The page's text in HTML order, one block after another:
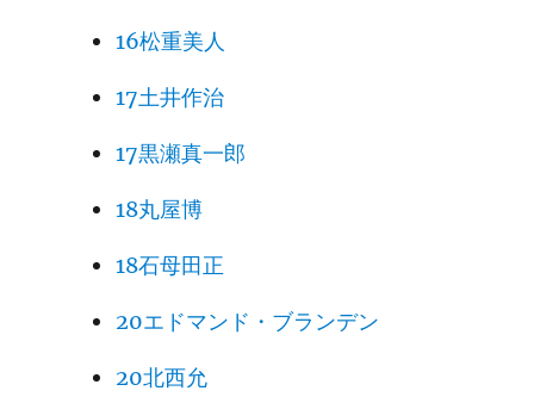
16松重美人
17土井作治
17黒瀬真一郎
18丸屋博
18石母田正
20エドマンド・ブランデン
20北西允